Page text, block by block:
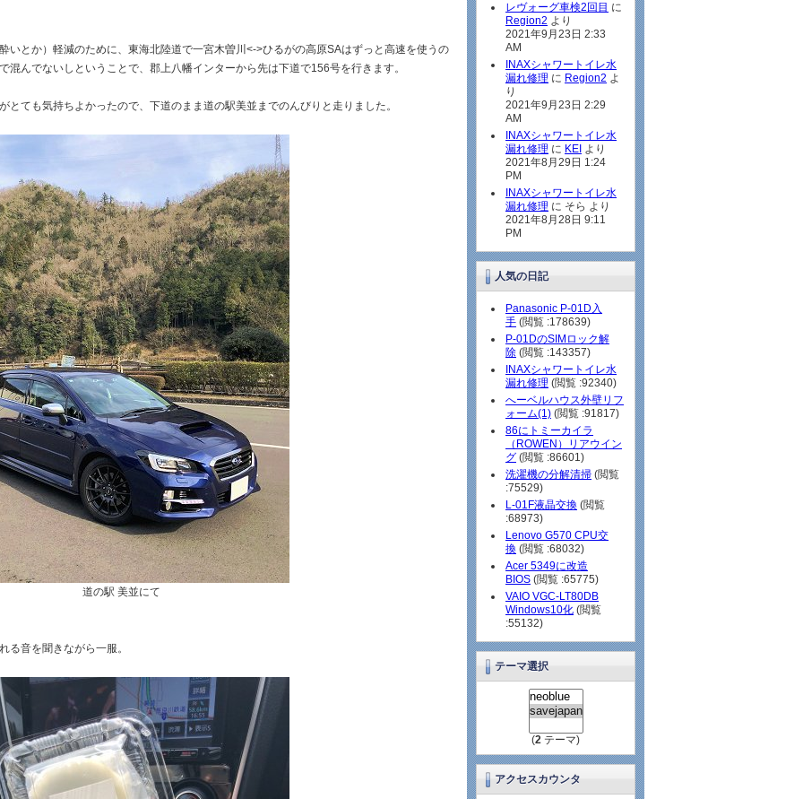
いとか）軽減のために、東海北陸道で一宮木曽川<->ひるがの高原SAはずっと高速を使うの
混んでないしということで、郡上八幡インターから先は下道で156号を行きます。
とても気持ちよかったので、下道のまま道の駅美並までのんびりと走りました。
道の駅 美並にて
る音を聞きながら一服。
レヴォーグ車検2回目 に
Region2 より
2021年9月23日 2:33
AM
INAXシャワートイレ水
漏れ修理 に Region2 よ
り
2021年9月23日 2:29
AM
INAXシャワートイレ水
漏れ修理 に KEI より
2021年8月29日 1:24
PM
INAXシャワートイレ水
漏れ修理 に そら より
2021年8月28日 9:11
PM
人気の日記
Panasonic P-01D入
手 (閲覧 :178639)
P-01DのSIMロック解
除 (閲覧 :143357)
INAXシャワートイレ水
漏れ修理 (閲覧 :92340)
へーベルハウス外壁リフ
ォーム(1) (閲覧 :91817)
86にトミーカイラ
（ROWEN）リアウイン
グ (閲覧 :86601)
洗濯機の分解清掃 (閲覧
:75529)
L-01F液晶交換 (閲覧
:68973)
Lenovo G570 CPU交
換 (閲覧 :68032)
Acer 5349に改造
BIOS (閲覧 :65775)
VAIO VGC-LT80DB
Windows10化 (閲覧
:55132)
テーマ選択
(2 テーマ)
アクセスカウンタ